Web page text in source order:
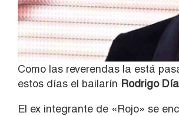
Como las reverendas la está
estos días el bailarín Rodrigo
El ex integrante de «Rojo» se